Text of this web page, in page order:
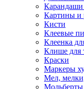
Картины и
Кисти
Клеевые
Клеенка
Клише для
Краски
Маркеры
Мел,
Мольберты